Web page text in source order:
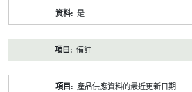
是
備註
產品供應資料的最近更新日期